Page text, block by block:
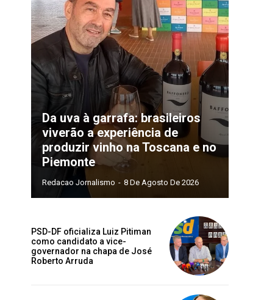
Da uva à garrafa: brasileiros
viverão a experiência de
produzir vinho na Toscana e no
Piemonte
Redacao Jornalismo - 8 De Agosto De 2026
PSD-DF oficializa Luiz Pitiman
como candidato a vice-
governador na chapa de José
Roberto Arruda